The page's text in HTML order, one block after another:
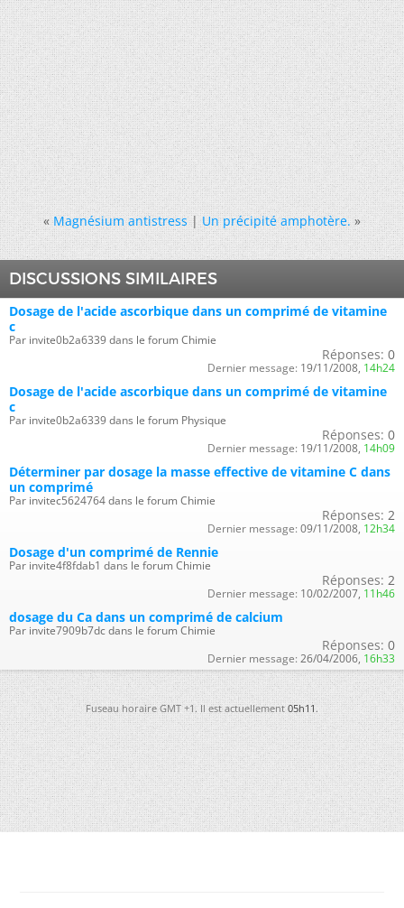
« Magnésium antistress|Un précipité amphotère. »
DISCUSSIONS SIMILAIRES
Dosage de l'acide ascorbique dans un comprimé de vitamine
c
Par invite0b2a6339 dans le forum Chimie
Réponses: 0
Dernier message: 19/11/2008, 14h24
Dosage de l'acide ascorbique dans un comprimé de vitamine
c
Par invite0b2a6339 dans le forum Physique
Réponses: 0
Dernier message: 19/11/2008, 14h09
Déterminer par dosage la masse effective de vitamine C dans
un comprimé
Par invitec5624764 dans le forum Chimie
Réponses: 2
Dernier message: 09/11/2008, 12h34
Dosage d'un comprimé de Rennie
Par invite4f8fdab1 dans le forum Chimie
Réponses: 2
Dernier message: 10/02/2007, 11h46
dosage du Ca dans un comprimé de calcium
Par invite7909b7dc dans le forum Chimie
Réponses: 0
Dernier message: 26/04/2006, 16h33
Fuseau horaire GMT +1. Il est actuellement05h11.